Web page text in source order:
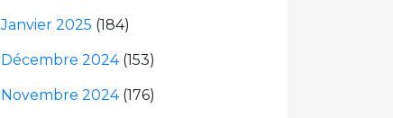
Janvier 2025 (184)
Décembre 2024(153)
Novembre 2024(176)